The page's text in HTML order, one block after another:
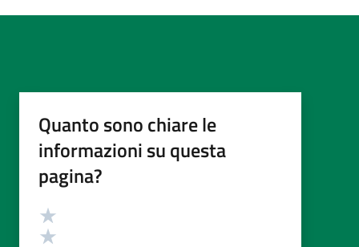
Quanto sono chiare le
informazioni su questa
pagina?
Valutazione